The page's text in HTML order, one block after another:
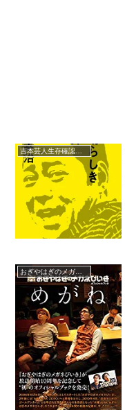
吉本芸人生存確認テレフォン
おぎやはぎのメガネびいき